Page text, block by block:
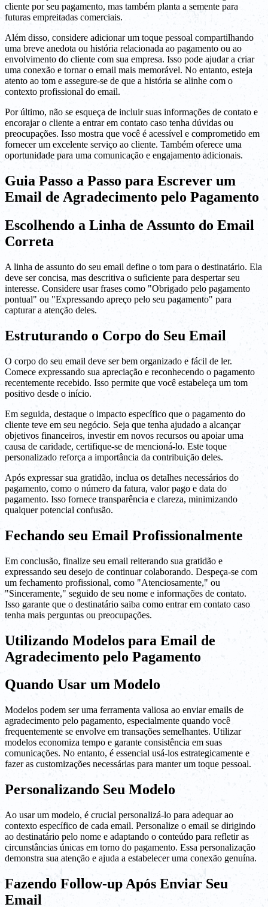
cliente por seu pagamento, mas também planta a semente para
futuras empreitadas comerciais.
Além disso, considere adicionar um toque pessoal compartilhando
uma breve anedota ou história relacionada ao pagamento ou ao
envolvimento do cliente com sua empresa. Isso pode ajudar a criar
uma conexão e tornar o email mais memorável. No entanto, esteja
atento ao tom e assegure-se de que a história se alinhe com o
contexto profissional do email.
Por último, não se esqueça de incluir suas informações de contato e
encorajar o cliente a entrar em contato caso tenha dúvidas ou
preocupações. Isso mostra que você é acessível e comprometido em
fornecer um excelente serviço ao cliente. Também oferece uma
oportunidade para uma comunicação e engajamento adicionais.
Guia Passo a Passo para Escrever um
Email de Agradecimento pelo Pagamento
Escolhendo a Linha de Assunto do Email
Correta
A linha de assunto do seu email define o tom para o destinatário. Ela
deve ser concisa, mas descritiva o suficiente para despertar seu
interesse. Considere usar frases como "Obrigado pelo pagamento
pontual" ou "Expressando apreço pelo seu pagamento" para
capturar a atenção deles.
Estruturando o Corpo do Seu Email
O corpo do seu email deve ser bem organizado e fácil de ler.
Comece expressando sua apreciação e reconhecendo o pagamento
recentemente recebido. Isso permite que você estabeleça um tom
positivo desde o início.
Em seguida, destaque o impacto específico que o pagamento do
cliente teve em seu negócio. Seja que tenha ajudado a alcançar
objetivos financeiros, investir em novos recursos ou apoiar uma
causa de caridade, certifique-se de mencioná-lo. Este toque
personalizado reforça a importância da contribuição deles.
Após expressar sua gratidão, inclua os detalhes necessários do
pagamento, como o número da fatura, valor pago e data do
pagamento. Isso fornece transparência e clareza, minimizando
qualquer potencial confusão.
Fechando seu Email Profissionalmente
Em conclusão, finalize seu email reiterando sua gratidão e
expressando seu desejo de continuar colaborando. Despeça-se com
um fechamento profissional, como "Atenciosamente," ou
"Sinceramente," seguido de seu nome e informações de contato.
Isso garante que o destinatário saiba como entrar em contato caso
tenha mais perguntas ou preocupações.
Utilizando Modelos para Email de
Agradecimento pelo Pagamento
Quando Usar um Modelo
Modelos podem ser uma ferramenta valiosa ao enviar emails de
agradecimento pelo pagamento, especialmente quando você
frequentemente se envolve em transações semelhantes. Utilizar
modelos economiza tempo e garante consistência em suas
comunicações. No entanto, é essencial usá-los estrategicamente e
fazer as customizações necessárias para manter um toque pessoal.
Personalizando Seu Modelo
Ao usar um modelo, é crucial personalizá-lo para adequar ao
contexto específico de cada email. Personalize o email se dirigindo
ao destinatário pelo nome e adaptando o conteúdo para refletir as
circunstâncias únicas em torno do pagamento. Essa personalização
demonstra sua atenção e ajuda a estabelecer uma conexão genuína.
Fazendo Follow-up Após Enviar Seu
Email